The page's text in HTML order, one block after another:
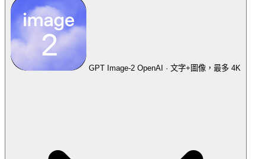
GPT Image-2 OpenAI · 文字+圖像，最多 4K